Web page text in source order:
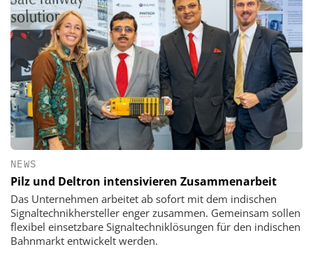
NEWS
Pilz und Deltron intensivieren Zusammenarbeit
Das Unternehmen arbeitet ab sofort mit dem indischen
Signaltechnikhersteller enger zusammen. Gemeinsam sollen
flexibel einsetzbare Signaltechniklösungen für den indischen
Bahnmarkt entwickelt werden.